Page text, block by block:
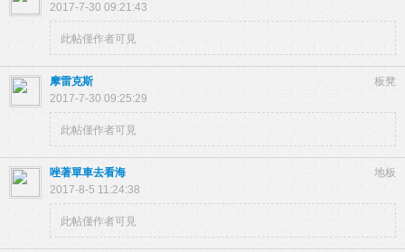
2017-7-30 09:21:43
此帖僅作者可見
板凳
摩雷克斯
2017-7-30 09:25:29
此帖僅作者可見
地板
唑著單車去看海
2017-8-5 11:24:38
此帖僅作者可見